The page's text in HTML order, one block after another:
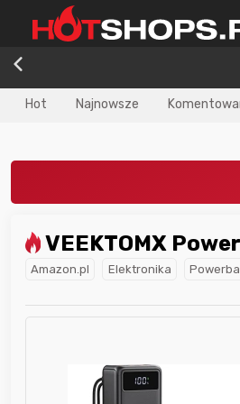
Hot Najnowsze
VEEKTOMX
Amazon.pl Elektronika
najlepszego
w poprzednim